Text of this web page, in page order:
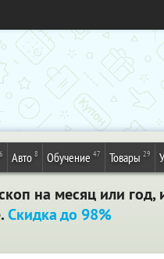
Авто 8 Обучение 47 Товары 29
на месяц или
Скидка до 98%